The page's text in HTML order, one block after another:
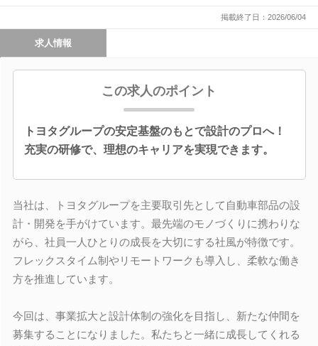
掲載終了日：2026/06/04
求人情報
この求人のポイント
トヨタグループの安定基盤のもとで設計のプロへ！
充実の研修で、理想のキャリアを実現できます。
当社は、トヨタグループを主要取引先として自動車部品の設
計・開発を手がけています。最先端のモノづくりに携わりな
がら、社員一人ひとりの成長を大切にする社風が特徴です。
フレックスタイム制やリモートワークも導入し、柔軟な働き
方を推進しています。
今回は、事業拡大と設計体制の強化を目指し、新たな仲間を
募集することになりました。私たちと一緒に成長してくれる